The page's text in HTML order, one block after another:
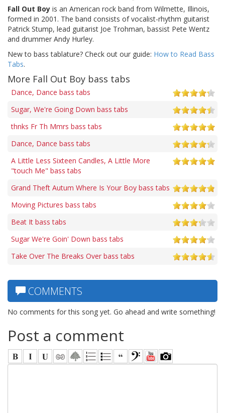
Fall Out Boy is an American rock band from Wilmette, Illinois,
formed in 2001. The band consists of vocalist-rhythm guitarist
Patrick Stump, lead guitarist Joe Trohman, bassist Pete Wentz
and drummer Andy Hurley.
New to bass tablature? Check out our guide: How to Read Bass
Tabs.
More Fall Out Boy bass tabs
Dance, Dance bass tabs
Sugar, We're Going Down bass tabs
thnks Fr Th Mmrs bass tabs
Dance, Dance bass tabs
A Little Less Sixteen Candles, A Little More
"touch Me" bass tabs
Grand Theft Autum Where Is Your Boy bass tabs
Moving Pictures bass tabs
Beat It bass tabs
Sugar We're Goin' Down bass tabs
Take Over The Breaks Over bass tabs
COMMENTS
No comments for this song yet. Go ahead and write something!
Post a comment